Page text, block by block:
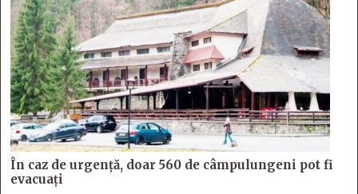
În caz de urgență, doar 560 de câmpulungeni pot fi
evacuați